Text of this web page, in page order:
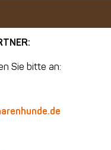
Sie bitte an: